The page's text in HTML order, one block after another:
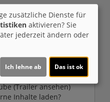
Genre:
Kunst-
Exhibition on Screen
Kino!
(Trailer ansehen)
Inhalte laden?
zusätzliche Dienste für
aktivieren? Sie
jederzeit ändern oder
Ich lehne ab Das ist ok